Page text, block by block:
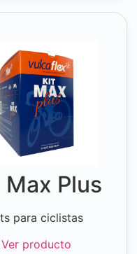
Max Plus
para ciclistas
Ver producto